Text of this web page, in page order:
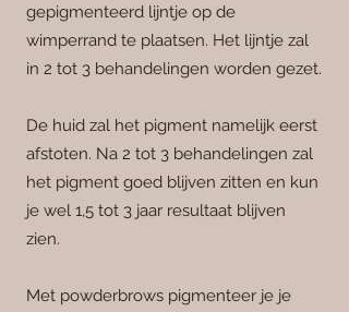
gepigmenteerd lijntje op de
wimperrand te plaatsen. Het lijntje zal
in 2 tot 3 behandelingen worden gezet.
De huid zal het pigment namelijk eerst
afstoten. Na 2 tot 3 behandelingen zal
het pigment goed blijven zitten en kun
je wel 1,5 tot 3 jaar resultaat blijven
zien.
Met powderbrows pigmenteer je je